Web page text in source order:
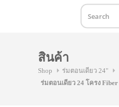
สินค้า
Shop
ร่มตอนเดียว 24"
ร่มตอนเดียว 24 โครง Fiber